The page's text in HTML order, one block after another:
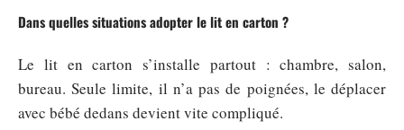
Dans quelles situations adopter le lit en carton ?
Le lit en carton s’installe partout : chambre, salon,
bureau. Seule limite, il n’a pas de poignées, le déplacer
avec bébé dedans devient vite compliqué.